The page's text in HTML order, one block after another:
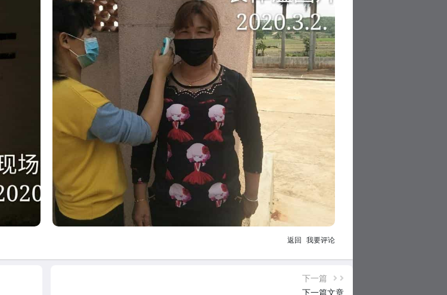
返回 我要评论
下一篇
下一篇文章